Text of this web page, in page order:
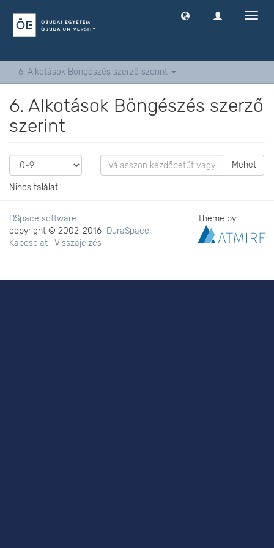
6. Alkotások Böngészés szerző szerint
6. Alkotások Böngészés szerző
szerint
Mehet
Nincs találat
DSpace software
copyright © 2002-2016 DuraSpace
Kapcsolat
Visszajelzés
Theme by